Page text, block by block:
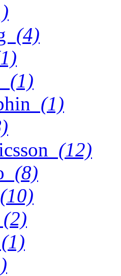
(4)
(1)
(1)
(12)
(8)
(10)
(2)
(1)